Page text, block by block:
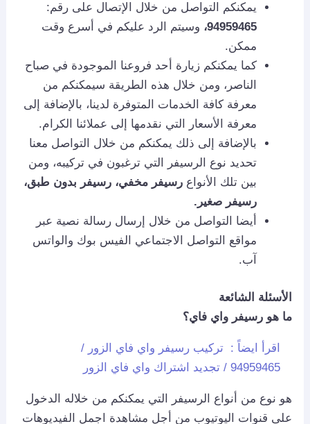
يمكنكم التواصل من خلال الإتصال على رقم:
94959465، وسيتم الرد عليكم في أسرع وقت
ممكن.
كما يمكنكم زيارة أحد فروعنا الموجودة في صباح
الناصر، ومن خلال هذه الطريقة سيمكنكم من
معرفة كافة الخدمات المتوفرة لدينا، بالإضافة إلى
معرفة الأسعار التي نقدمها إلى عملائنا الكرام.
بالإضافة إلى ذلك يمكنكم من خلال التواصل معنا
تحديد نوع الرسيفر التي ترغبون في تركيبه، ومن
بين تلك الأنواعرسيفر مخفي، رسيفر بدون طبق،
رسيفر صغير.
أيضا التواصل من خلال إرسال رسالة نصية عبر
مواقع التواصل الاجتماعي الفيس بوك والواتس
آب.
الأسئلة الشائعة
ما هو رسيفر واي فاي؟
اقرأ ايضاً : تركيب رسيفر واي فاي الزور /
94959465 / تجديد اشتراك واي فاي الزور
هو نوع من أنواع الرسيفر التي يمكنكم من خلاله الدخول
على قنوات اليوتيوب من أجل مشاهدة اجمل الفيديوهات